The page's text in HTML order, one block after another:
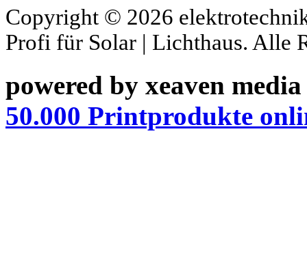
Copyright © 2026
Profi für Solar | Lichthaus. Alle
powered by xeaven
50.000 Printprodukte